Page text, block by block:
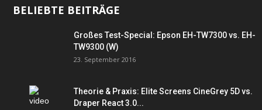
BELIEBTE BEITRÄGE
Großes Test-Special: Epson EH-TW7300 vs. EH-
TW9300 (W)
23. September 2016
Theorie & Praxis: Elite Screens CineGrey 5D vs.
Draper React 3.0...